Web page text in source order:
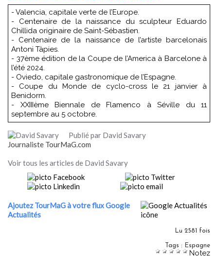
- Valencia, capitale verte de l’Europe.
- Centenaire de la naissance du sculpteur Eduardo
Chillida originaire de Saint-Sébastien.
- Centenaire de la naissance de l’artiste barcelonais
Antoni Tàpies.
- 37ème édition de la Coupe de l’America à Barcelone à
l’été 2024.
- Oviedo, capitale gastronomique de l’Espagne.
- Coupe du Monde de cyclo-cross le 21 janvier à
Benidorm.
- XXIIIème Biennale de Flamenco à Séville du 11
septembre au 5 octobre.
Publié par David Savary
Journaliste TourMaG.com
Voir tous les articles de David Savary
Ajoutez TourMaG à votre flux Google
Actualités
Lu 2581 fois
Tags : Espagne
Notez